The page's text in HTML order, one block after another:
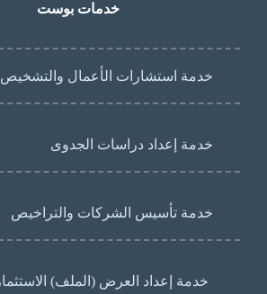
خدمات بوست
خدمة استشارات الأعمال والتشخيص
خدمة إعداد دراسات الجدوى
خدمة تأسيس الشركات والتراخيص